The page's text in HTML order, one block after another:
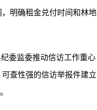
明确租金兑付时间和林地
委监委推动信访工作重心
查性强的信访举报件建立